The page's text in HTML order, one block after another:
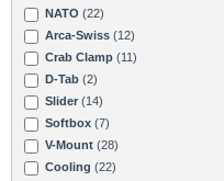
NATO (22)
Arca-Swiss (12)
Crab Clamp (11)
D-Tab (2)
Slider (14)
Softbox (7)
V-Mount (28)
Cooling (22)